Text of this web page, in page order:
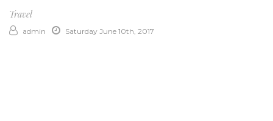
Travel
admin Saturday June 10th, 2017